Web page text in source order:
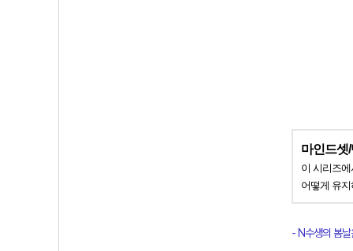
마인드셋
이 시리즈
어떻게 유
- N수생의 봄